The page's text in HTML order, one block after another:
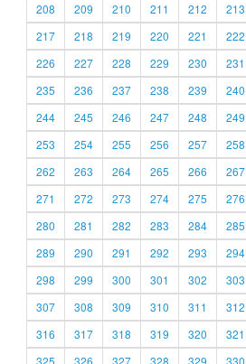
208
209 210 211 212 213
217
218 219 220 221 222
226
227 228 229 230 231
235
236 237 238 239 240
244
245 246 247 248 249
253
254 255 256 257 258
262
263 264 265 266 267
271
272 273 274 275 276
280
281 282 283 284 285
289
290 291 292 293 294
298
299 300 301 302 303
307
308 309 310 311 312
316
317 318 319 320 321
325
326 327 328 329 330